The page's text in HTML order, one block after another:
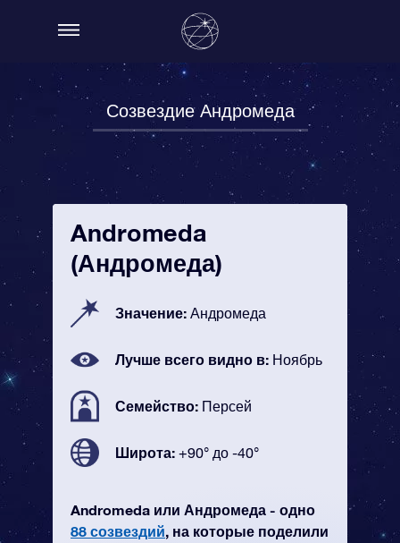
Созвездие Андромеда
Andromeda
(Андромеда)
Значение: Андромеда
Лучше всего видно в: Ноябрь
Семейство: Персей
Широта: +90° до -40°
Andromeda или Андромеда - одно
88 созвездий, на которые поделили